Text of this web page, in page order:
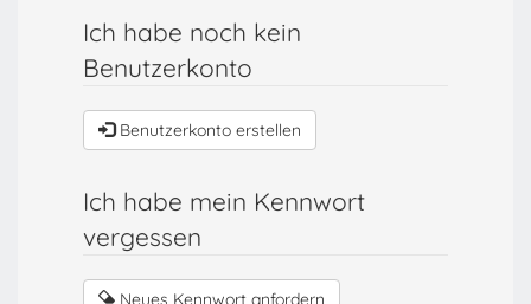
Ich habe noch kein
Benutzerkonto
Benutzerkonto erstellen
Ich habe mein Kennwort
vergessen
Neues Kennwort anfordern